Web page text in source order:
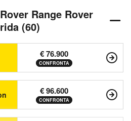
Range Rover
(60)
€ 76.900
CONFRONTA
€ 96.600
CONFRONTA